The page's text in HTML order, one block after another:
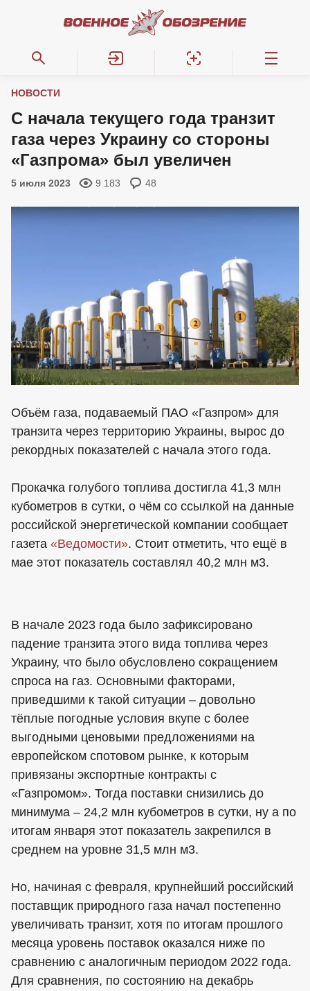
НОВОСТИ
С начала текущего года транзит
газа через Украину со стороны
«Газпрома» был увеличен
5 июля 2023 9 183 48
Объём газа, подаваемый ПАО «Газпром» для
транзита через территорию Украины, вырос до
рекордных показателей с начала этого года.
Прокачка голубого топлива достигла 41,3 млн
кубометров в сутки, о чём со ссылкой на данные
российской энергетической компании сообщает
газета «Ведомости». Стоит отметить, что ещё в
мае этот показатель составлял 40,2 млн м3.
В начале 2023 года было зафиксировано
падение транзита этого вида топлива через
Украину, что было обусловлено сокращением
спроса на газ. Основными факторами,
приведшими к такой ситуации – довольно
тёплые погодные условия вкупе с более
выгодными ценовыми предложениями на
европейском спотовом рынке, к которым
привязаны экспортные контракты с
«Газпромом». Тогда поставки снизились до
минимума – 24,2 млн кубометров в сутки, ну а по
итогам января этот показатель закрепился в
среднем на уровне 31,5 млн м3.
Но, начиная с февраля, крупнейший российский
поставщик природного газа начал постепенно
увеличивать транзит, хотя по итогам прошлого
месяца уровень поставок оказался ниже по
сравнению с аналогичным периодом 2022 года.
Для сравнения, по состоянию на декабрь